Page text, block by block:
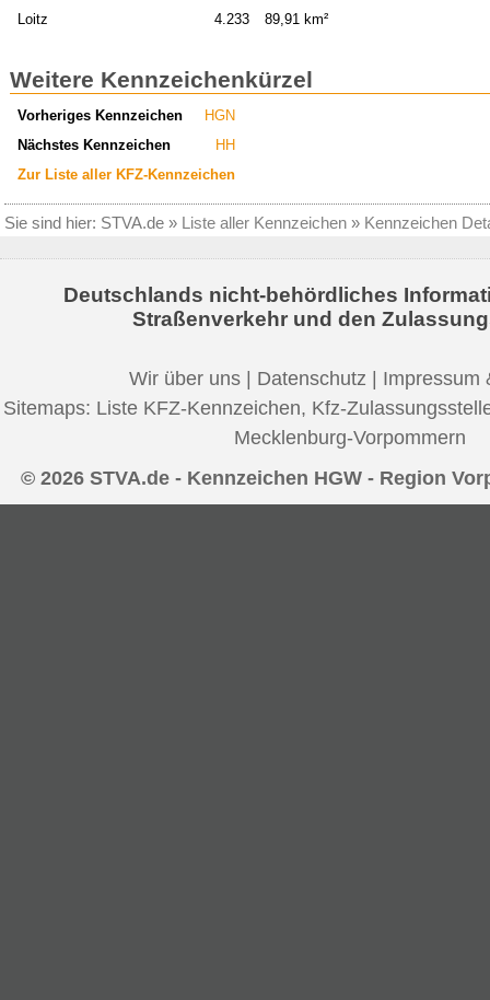
Loitz
4.233 89,91 km²
Weitere Kennzeichenkürzel
Vorheriges Kennzeichen
HGN
Nächstes Kennzeichen
HH
Zur Liste aller KFZ-Kennzeichen
Sie sind hier: STVA.de » Liste aller Kennzeichen » Kennzeichen
Deutschlands nicht-behördliches
Straßenverkehr und den
Wir über uns | Datenschutz | Impressum
Sitemaps: Liste KFZ-Kennzeichen, Kfz-
Mecklenburg-Vorpommern
© 2026 STVA.de - Kennzeichen HGW - Region